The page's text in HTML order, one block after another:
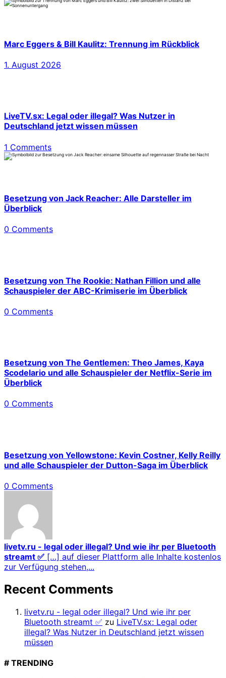
Marc Eggers & Bill Kaulitz: Trennung im Rückblick
1. August 2026
LiveTV.sx: Legal oder illegal? Was Nutzer in
Deutschland jetzt wissen müssen
1 Comments
Besetzung von Jack Reacher: Alle Darsteller im
Überblick
0 Comments
Besetzung von The Rookie: Nathan Fillion und alle
Schauspieler der ABC-Krimiserie im Überblick
0 Comments
Besetzung von The Gentlemen: Theo James, Kaya
Scodelario und alle Schauspieler der Netflix-Serie im
Überblick
0 Comments
Besetzung von Yellowstone: Kevin Costner, Kelly Reilly
und alle Schauspieler der Dutton-Saga im Überblick
0 Comments
livetv.ru - legal oder illegal? Und wie ihr per Bluetooth
streamt ✅ […] auf dieser Plattform alle Inhalte kostenlos
zur Verfügung stehen,...
Recent Comments
livetv.ru - legal oder illegal? Und wie ihr per
Bluetooth streamt ✅ zu LiveTV.sx: Legal oder
illegal? Was Nutzer in Deutschland jetzt wissen
müssen
# TRENDING